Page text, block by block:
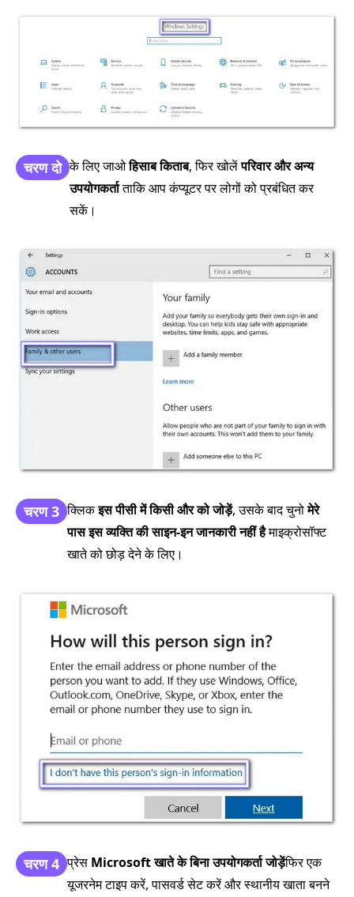
चरण दो के लिए जाओहिसाब किताब, फिर खोलेंपरिवार और अन्य
उपयोगकर्ताताकि आप कंप्यूटर पर लोगों को प्रबंधित कर
सकें।
चरण 3 क्लिकइस पीसी में किसी और को जोड़ें, उसके बाद चुनोमेरे
पास इस व्यक्ति की साइन-इन जानकारी नहीं हैमाइक्रोसॉफ्ट
खाते को छोड़ देने के लिए।
चरण 4 प्रेस Microsoft खाते के बिना उपयोगकर्ता जोड़ेंफिर एक
यूजरनेम टाइप करें, पासवर्ड सेट करें और स्थानीय खाता बनने